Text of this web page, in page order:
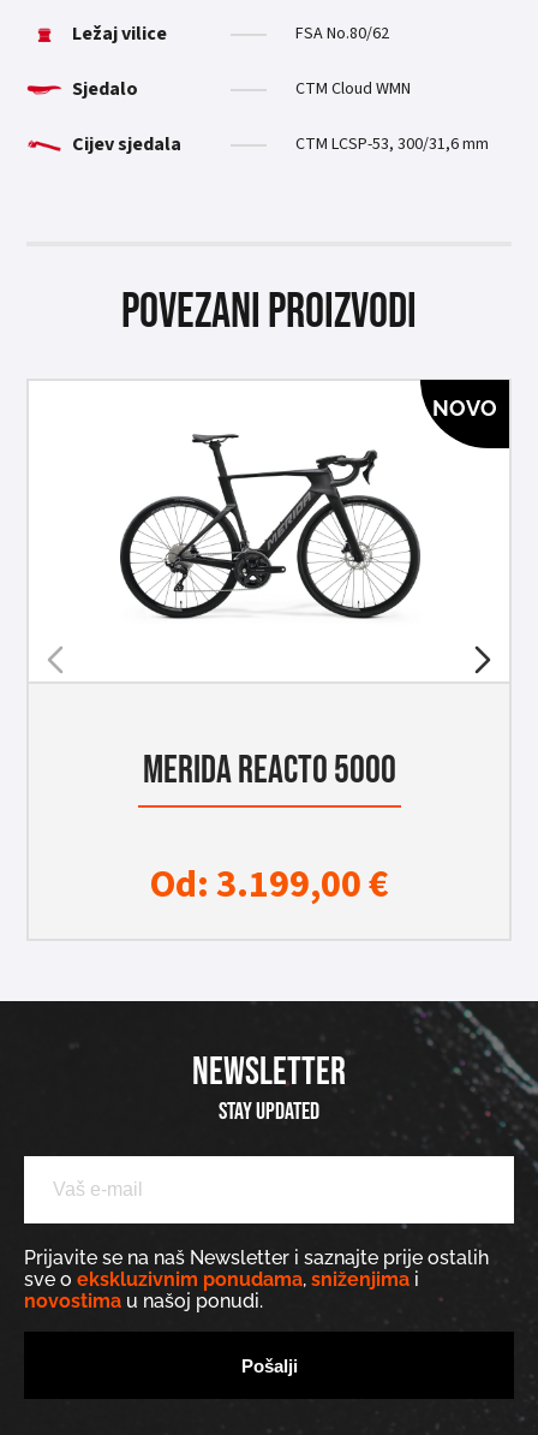
Ležaj vilice FSA No.80/62
Sjedalo CTM Cloud WMN
Cijev sjedala CTM LCSP-53, 300/31,6 mm
Povezani proizvodi
NOVO
MERIDA REACTO 5000
Od:3.199,00€
NEWSLETTER
Stay updated
Prijavite se na naš Newsletter i saznajte prije ostalih
sve o ekskluzivnim ponudama, sniženjima i
novostima u našoj ponudi.